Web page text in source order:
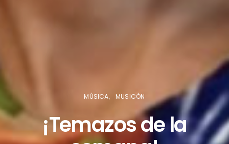
MÚSICA MUSICÓN
¡Temazos de la